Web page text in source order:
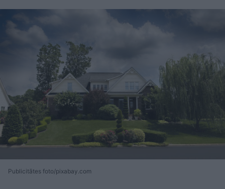
Publicitātes foto/pixabay.com